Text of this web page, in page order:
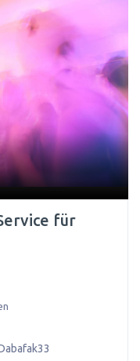
für